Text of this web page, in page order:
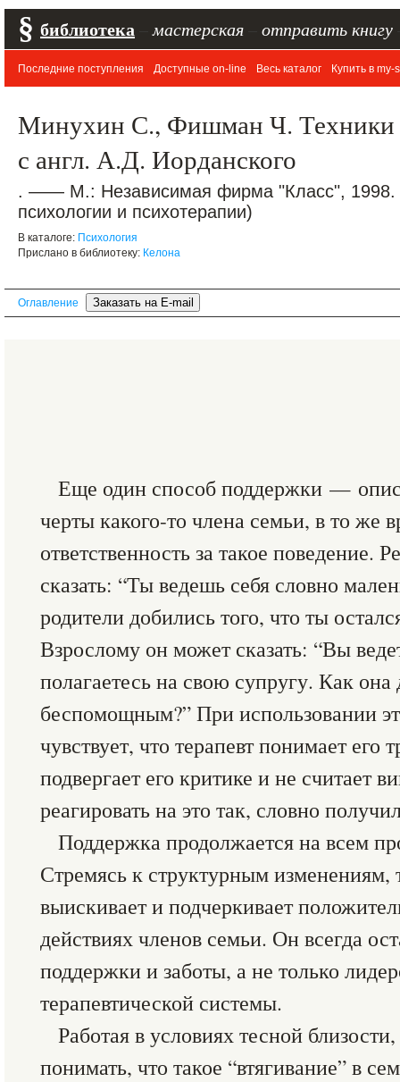
§ библиотека мастерская отправить книгу
Последние поступления Доступные on-line Весь каталог Купить в my-
Минухин С., Фишман Ч. Техники
с англ. А.Д. Иорданского
. —— М.: Независимая фирма "Класс",
психологии и психотерапии)
В каталоге: Психология
Прислано в библиотеку: Келона
Оглавление
Еще один способ поддержки —
черты какого-то члена семьи, в то же
ответственность за такое поведение.
сказать: “Ты ведешь себя словно
родители добились того, что ты
Взрослому он может сказать: “Вы
полагаетесь на свою супругу. Как она
беспомощным?” При использовании
чувствует, что терапевт понимает его
подвергает его критике и не считает
реагировать на это так, словно
Поддержка продолжается на всем
Стремясь к структурным изменениям,
выискивает и подчеркивает
действиях членов семьи. Он всегда
поддержки и заботы, а не только
терапевтической системы.
Работая в условиях тесной
понимать, что такое “втягивание” в